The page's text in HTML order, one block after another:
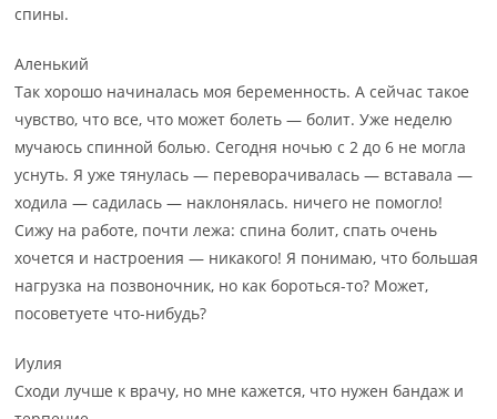
спины.
Аленький
Так хорошо начиналась моя беременность. А сейчас такое
чувство, что все, что может болеть — болит. Уже неделю
мучаюсь спинной болью. Сегодня ночью с 2 до 6 не могла
уснуть. Я уже тянулась — переворачивалась — вставала —
ходила — садилась — наклонялась. ничего не помогло!
Сижу на работе, почти лежа: спина болит, спать очень
хочется и настроения — никакого! Я понимаю, что большая
нагрузка на позвоночник, но как бороться-то? Может,
посоветуете что-нибудь?
Иулия
Сходи лучше к врачу, но мне кажется, что нужен бандаж и